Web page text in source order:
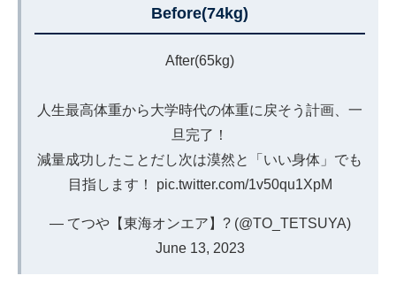
Before(74kg)
After(65kg)
人生最高体重から大学時代の体重に戻そう計画、一
旦完了！
減量成功したことだし次は漠然と「いい身体」でも
目指します！ pic.twitter.com/1v50qu1XpM
— てつや【東海オンエア】? (@TO_TETSUYA)
June 13, 2023